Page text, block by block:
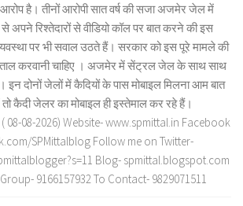
है। तीनों आरोपी सात वर्ष की सजा अजमेर जेल में
रिश्तेदारों से वीडियो कॉल पर बात करने की इस
पर भी सवाल उठते हैं। सरकार को इस पूरे मामले की
करवानी चाहिए । अजमेर में सेंट्रल जेल के साथ साथ
इन दोनों जेलों में कैदियों के पास मोबाइल मिलना आम बात
कैदी जेलर का मोबाइल ही इस्तेमाल कर रहे हैं।
( 08-08-2026) Website- www.spmittal.in Facebook
SPMittalblog Follow me on Twitter-
Blog- spmittal.blogspot.com
9166157932 To Contact- 9829071511